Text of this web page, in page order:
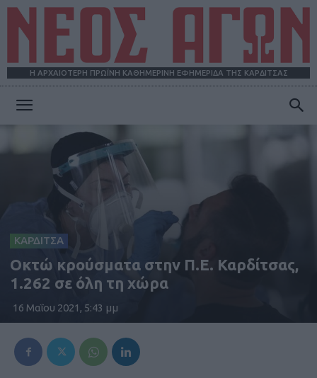
Η ΑΡΧΑΙΟΤΕΡΗ ΠΡΩΪΝΗ ΚΑΘΗΜΕΡΙΝΗ ΕΦΗΜΕΡΙΔΑ ΤΗΣ ΚΑΡΔΙΤΣΑΣ
ΚΑΡΔΙΤΣΑ
Οκτώ κρούσματα στην Π.Ε. Καρδίτσας,
1.262 σε όλη τη χώρα
16 Μαΐου 2021, 5:43 μμ